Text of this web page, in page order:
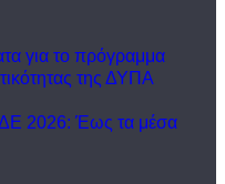
για το πρόγραμμα
της ΔΥΠΑ
2026: Έως τα μέσα